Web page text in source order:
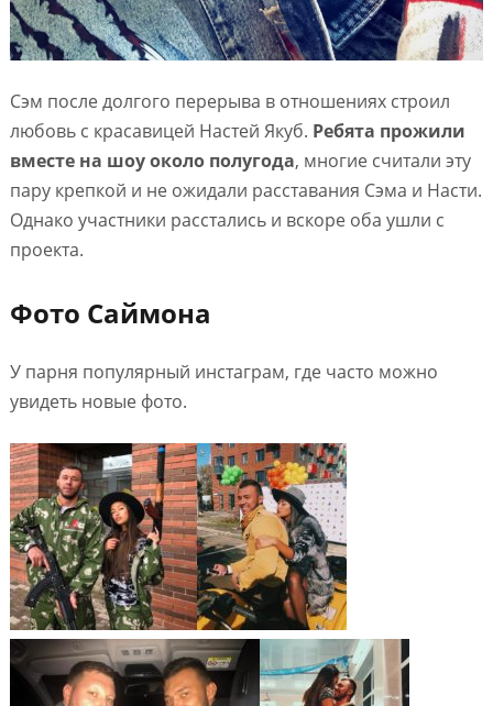
Сэм после долгого перерыва в отношениях строил
любовь с красавицей Настей Якуб. Ребята прожили
вместе на шоу около полугода, многие считали эту
пару крепкой и не ожидали расставания Сэма и Насти.
Однако участники расстались и вскоре оба ушли с
проекта.
Фото Саймона
У парня популярный инстаграм, где часто можно
увидеть новые фото.